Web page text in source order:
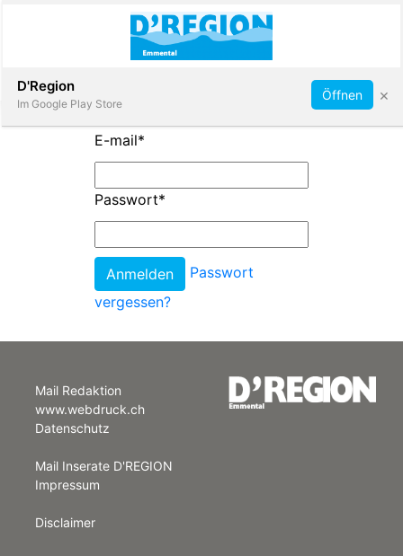
App
Abonnieren
E-mail*
Passwort*
Passwort
vergessen?
Mail Redaktion
www.webdruck.ch
Datenschutz
Mail Inserate D'REGION
Impressum
Disclaimer
D'Region
Im Google Play Store
Öffnen ×